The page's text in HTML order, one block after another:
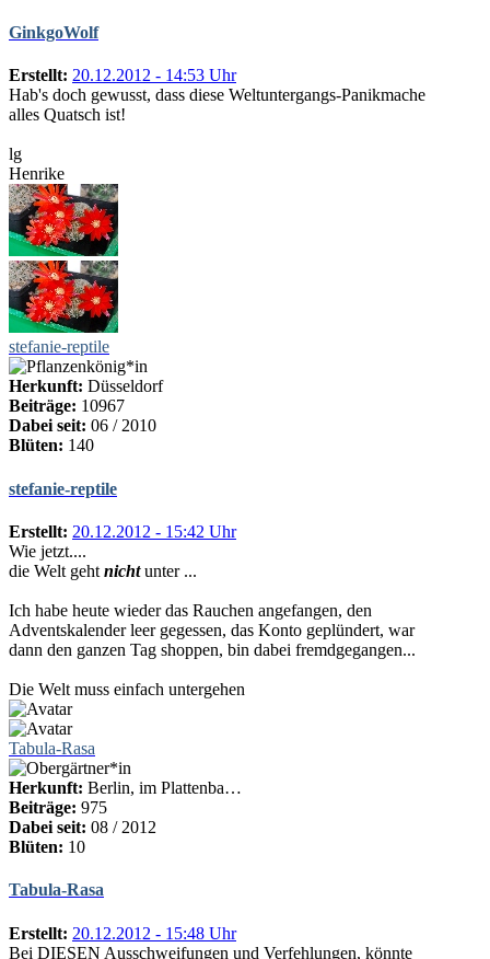
GinkgoWolf
Erstellt: 20.12.2012 - 14:53 Uhr
Hab's doch gewusst, dass diese Weltuntergangs-Panikmache
alles Quatsch ist!
lg
Henrike
stefanie-reptile
Herkunft: Düsseldorf
Beiträge: 10967
Dabei seit: 06 / 2010
Blüten: 140
stefanie-reptile
Erstellt: 20.12.2012 - 15:42 Uhr
Wie jetzt....
die Welt geht nichtunter ...
Ich habe heute wieder das Rauchen angefangen, den
Adventskalender leer gegessen, das Konto geplündert, war
dann den ganzen Tag shoppen, bin dabei fremdgegangen...
Die Welt muss einfach untergehen
Tabula-Rasa
Herkunft: Berlin, im Plattenba…
Beiträge: 975
Dabei seit: 08 / 2012
Blüten: 10
Tabula-Rasa
Erstellt: 20.12.2012 - 15:48 Uhr
Bei DIESEN Ausschweifungen und Verfehlungen, könnte